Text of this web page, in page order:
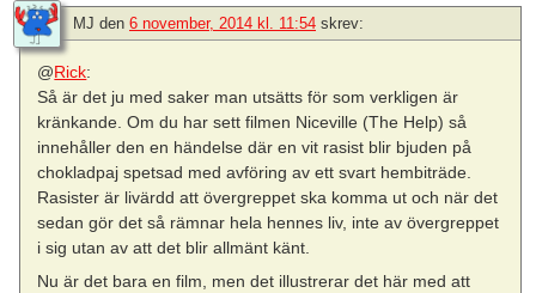
MJ den 6 november, 2014 kl. 11:54 skrev:
@Rick:
Så är det ju med saker man utsätts för som verkligen är
kränkande. Om du har sett filmen Niceville (The Help) så
innehåller den en händelse där en vit rasist blir bjuden på
chokladpaj spetsad med avföring av ett svart hembiträde.
Rasister är livärdd att övergreppet ska komma ut och när det
sedan gör det så rämnar hela hennes liv, inte av övergreppet
i sig utan av att det blir allmänt känt.
Nu är det bara en film, men det illustrerar det här med att